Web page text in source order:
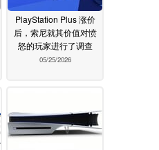
PlayStation Plus 涨价
后，索尼就其价值对愤
怒的玩家进行了调查
05/25/2026